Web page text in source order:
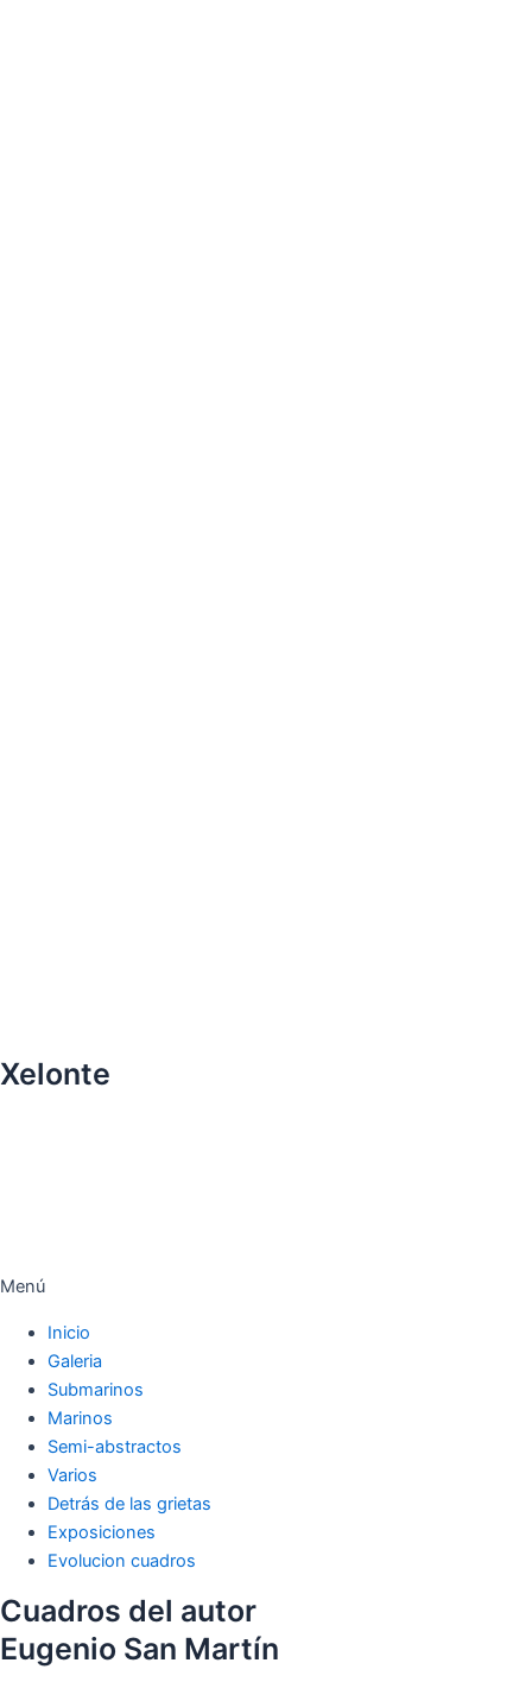
Xelonte
Menú
Inicio
Galeria
Submarinos
Marinos
Semi-abstractos
Varios
Detrás de las grietas
Exposiciones
Evolucion cuadros
Cuadros del autor
Eugenio San Martín